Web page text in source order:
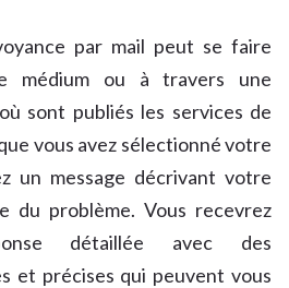
par mail peut se faire
médium ou à travers une
sont publiés les services de
vous avez sélectionné votre
un message décrivant votre
du problème. Vous recevrez
détaillée avec des
et précises qui peuvent vous